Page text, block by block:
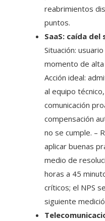
reabrimientos
puntos.
SaaS: caída del
Situación:
momento de alta
Acción ideal:
al equipo
comunicación
compensación
no se cumple. –
aplicar buenas
medio de
horas a 45
críticos; el NPS
siguiente